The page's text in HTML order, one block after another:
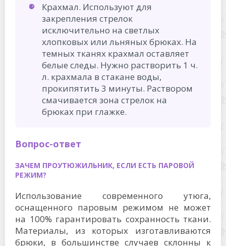
Крахмал. Используют для
закрепления стрелок
исключительно на светлых
хлопковых или льняных брюках. На
темных тканях крахмал оставляет
белые следы. Нужно растворить 1 ч.
л. крахмала в стакане воды,
прокипятить 3 минуты. Раствором
смачивается зона стрелок на
брюках при глажке.
Вопрос-ответ
ЗАЧЕМ ПРОУТЮЖИЛЬНИК, ЕСЛИ ЕСТЬ ПАРОВОЙ
РЕЖИМ?
Использование современного утюга,
оснащенного паровым режимом не может
на 100% гарантировать сохранность ткани.
Материалы, из которых изготавливаются
брюки, в большинстве случаев склонны к